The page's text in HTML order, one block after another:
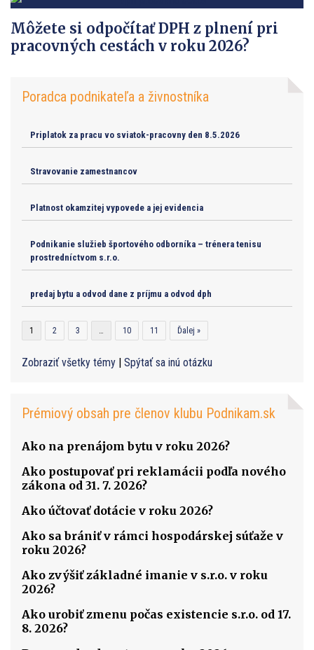
Môžete si odpočítať DPH z plnení pri
pracovných cestách v roku 2026?
Poradca podnikateľa a živnostníka
Priplatok za pracu vo sviatok-pracovny den 8.5.2026
Stravovanie zamestnancov
Platnost okamzitej vypovede a jej evidencia
Podnikanie služieb športového odborníka – trénera tenisu
prostredníctvom s.r.o.
predaj bytu a odvod dane z príjmu a odvod dph
1 2 3 … 10 11 Ďalej »
Zobraziť všetky témy | Spýtať sa inú otázku
Prémiový obsah pre členov klubu Podnikam.sk
Ako na prenájom bytu v roku 2026?
Ako postupovať pri reklamácii podľa nového
zákona od 31. 7. 2026?
Ako účtovať dotácie v roku 2026?
Ako sa brániť v rámci hospodárskej súťaže v
roku 2026?
Ako zvýšiť základné imanie v s.r.o. v roku
2026?
Ako urobiť zmenu počas existencie s.r.o. od 17.
8. 2026?